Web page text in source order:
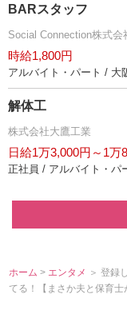
BARスタッフ
Social Connection株式会
時給1,800円
アルバイト・パート / 大
解体工
株式会社大鷹工業
日給1万3,000円～1万
正社員 / アルバイト・パ
ホーム > エンタメ ＞ 登録
てる！【まさか夫と保育士